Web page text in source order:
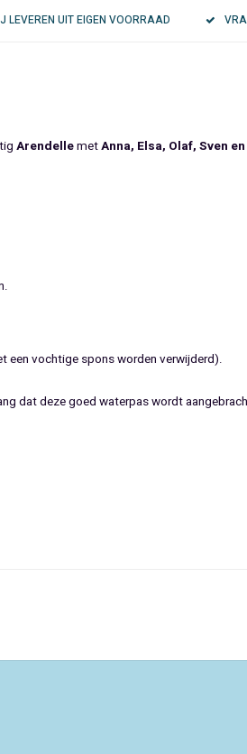
LEVEREN UIT EIGEN VOORRAAD
ArendellemetAnna, Elsa, Olaf, Sven
een vochtige spons worden verwijderd).
dat deze goed waterpas wordt